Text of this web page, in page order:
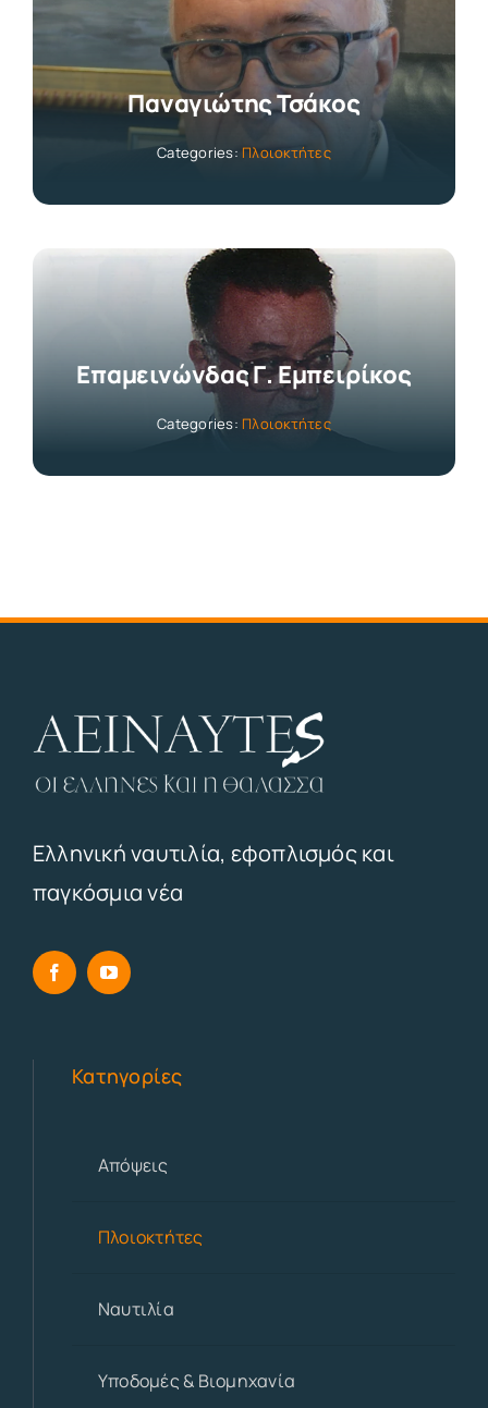
Παναγιώτης Τσάκος
Categories: Πλοιοκτήτες
Επαμεινώνδας Γ. Εμπειρίκος
Categories: Πλοιοκτήτες
Ελληνική ναυτιλία, εφοπλισμός και
παγκόσμια νέα
Κατηγορίες
Απόψεις
Πλοιοκτήτες
Ναυτιλία
Υποδομές & Βιομηχανία